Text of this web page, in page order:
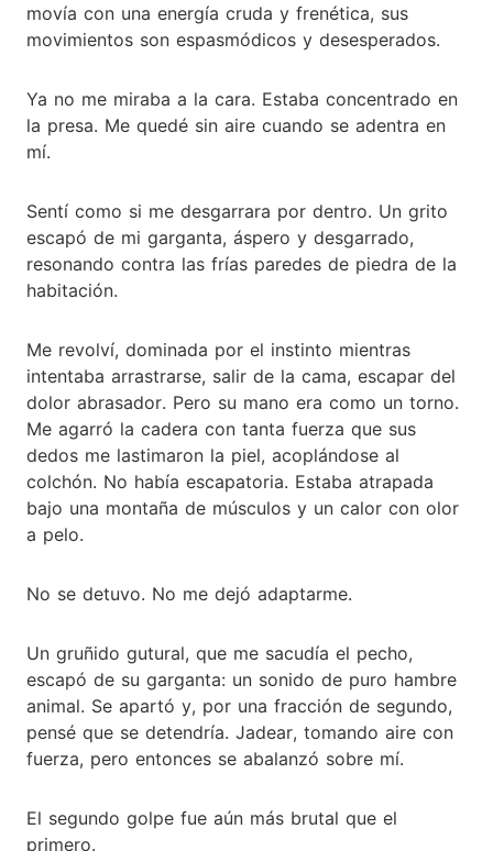
movía con una energía cruda y frenética, sus
movimientos son espasmódicos y desesperados.
Ya no me miraba a la cara. Estaba concentrado en
la presa. Me quedé sin aire cuando se adentra en
mí.
Sentí como si me desgarrara por dentro. Un grito
escapó de mi garganta, áspero y desgarrado,
resonando contra las frías paredes de piedra de la
habitación.
Me revolví, dominada por el instinto mientras
intentaba arrastrarse, salir de la cama, escapar del
dolor abrasador. Pero su mano era como un torno.
Me agarró la cadera con tanta fuerza que sus
dedos me lastimaron la piel, acoplándose al
colchón. No había escapatoria. Estaba atrapada
bajo una montaña de músculos y un calor con olor
a pelo.
No se detuvo. No me dejó adaptarme.
Un gruñido gutural, que me sacudía el pecho,
escapó de su garganta: un sonido de puro hambre
animal. Se apartó y, por una fracción de segundo,
pensé que se detendría. Jadear, tomando aire con
fuerza, pero entonces se abalanzó sobre mí.
El segundo golpe fue aún más brutal que el
primero.